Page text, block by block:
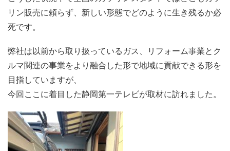
リン販売に頼らず、新しい形態でどのように生き残るか必
死です。
弊社は以前から取り扱っているガス、リフォーム事業とク
ルマ関連の事業をより融合した形で地域に貢献できる形を
目指していますが、
今回ここに着目した静岡第一テレビが取材に訪れました。